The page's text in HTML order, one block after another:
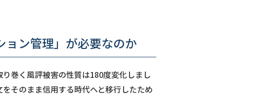
ョン管理」が必要なのか
巻く風評被害の性質は180度変化しまし
そのまま信用する時代へと移行したため